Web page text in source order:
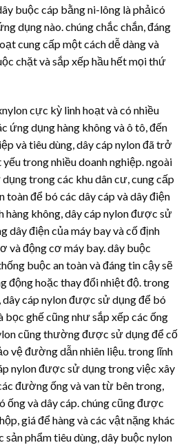
buộc cáp bằng ni-lông là phảicó
dụng nào. chúng chắc chắn, đáng
cung cấp một cách dễ dàng và
chặt và sắp xếp hầu hết mọi thứ
cực kỳ linh hoạt và có nhiều
ứng dụng hàng không và ô tô, đến
và tiêu dùng, dây cáp nylon đã trở
trong nhiều doanh nghiệp. ngoài
trong các khu dân cư, cung cấp
toàn để bó các dây cáp và dây điện
hàng không, dây cáp nylon được sử
dây điện của máy bay và cố định
và động cơ máy bay. dây buộc
buộc an toàn và đáng tin cậy sẽ
động hoặc thay đổi nhiệt độ. trong
dây cáp nylon được sử dụng để bó
bọc ghế cũng như sắp xếp các ống
cũng thường được sử dụng để cố
vệ đường dẫn nhiên liệu. trong lĩnh
nylon được sử dụng trong việc xây
đường ống và van từ bên trong,
ống và dây cáp. chúng cũng được
giá để hàng và các vật nặng khác
sản phẩm tiêu dùng, dây buộc nylon